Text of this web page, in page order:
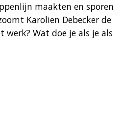
maakten en sporen
Karolien Debecker de
Wat doe je als je als